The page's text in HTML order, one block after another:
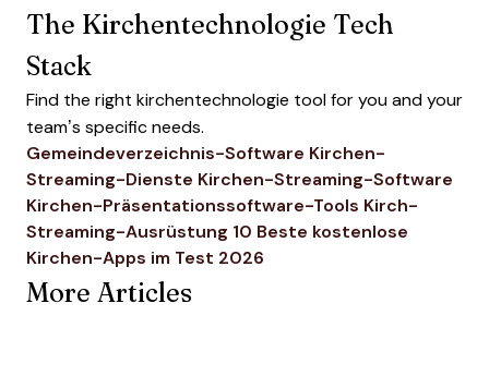
The Kirchentechnologie Tech
Stack
Find the right kirchentechnologie tool for you and your
team’s specific needs.
Gemeindeverzeichnis-Software Kirchen-
Streaming-Dienste Kirchen-Streaming-Software
Kirchen-Präsentationssoftware-Tools Kirch-
Streaming-Ausrüstung 10 Beste kostenlose
Kirchen-Apps im Test 2026
More Articles